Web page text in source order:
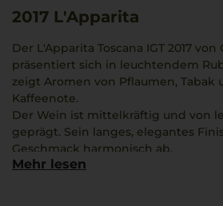
2017 L'Apparita
Der L'Apparita Toscana IGT 2017
präsentiert sich in leuchtendem
zeigt Aromen von Pflaumen, Tabak
Kaffeenote.
Der Wein ist mittelkräftig und von
geprägt. Sein langes, elegantes
Geschmack harmonisch ab.
Die 14-monatige Reifezeit im
Mehr lesen